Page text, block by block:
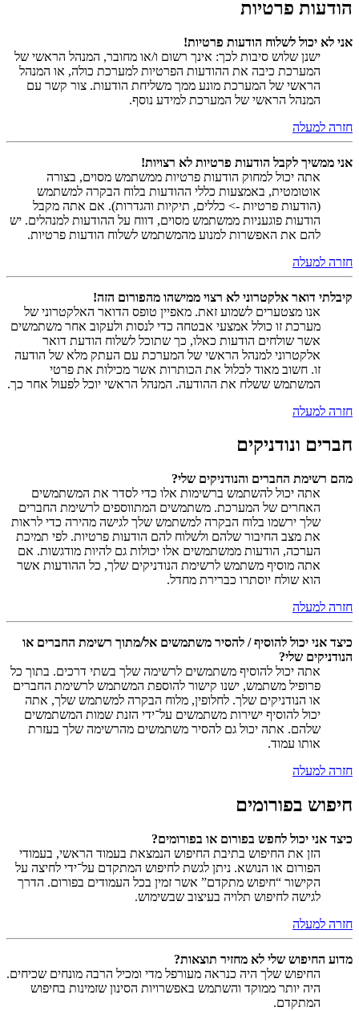
הודעות פרטיות
אני לא יכול לשלוח הודעות פרטיות!
ישנן שלוש סיבות לכך: אינך רשום ו/או מחובר, המנהל הראשי של
המערכת כיבה את ההודעות הפרטיות למערכת כולה, או המנהל
הראשי של המערכת מונע ממך משליחת הודעות. צור קשר עם
המנהל הראשי של המערכת למידע נוסף.
חזרה למעלה
אני ממשיך לקבל הודעות פרטיות לא רצויות!
אתה יכול למחוק הודעות פרטיות ממשתמש מסוים, בצורה
אוטומטית, באמצעות כללי ההודעות בלוח הבקרה למשתמש
(הודעות פרטיות -> כללים, תיקיות והגדרות). אם אתה מקבל
הודעות פוגעניות ממשתמש מסוים, דווח על ההודעות למנהלים. יש
להם את האפשרות למנוע מהמשתמש לשלוח הודעות פרטיות.
חזרה למעלה
קיבלתי דואר אלקטרוני לא רצוי ממישהו מהפורום הזה!
אנו מצטערים לשמוע זאת. מאפיין טופס הדואר האלקטרוני של
מערכת זו כולל אמצעי אבטחה כדי לנסות ולעקוב אחר משתמשים
אשר שולחים הודעות כאלו, כך שתוכל לשלוח הודעת דואר
אלקטרוני למנהל הראשי של המערכת עם העתק מלא של הודעה
זו. חשוב מאוד לכלול את הכותרות אשר מכילות את פרטי
המשתמש ששלח את ההודעה. המנהל הראשי יוכל לפעול אחר כך.
חזרה למעלה
חברים ונודניקים
מהם רשימת החברים והנודניקים שלי?
אתה יכול להשתמש ברשימות אלו כדי לסדר את המשתמשים
האחרים של המערכת. משתמשים המתווספים לרשימת החברים
שלך ירשמו בלוח הבקרה למשתמש שלך לגישה מהירה כדי לראות
את מצב החיבור שלהם ולשלוח להם הודעות פרטיות. לפי תמיכת
הערכה, הודעות ממשתמשים אלו יכולות גם להיות מודגשות. אם
אתה מוסיף משתמש לרשימת הנודניקים שלך, כל ההודעות אשר
הוא שולח יוסתרו כברירת מחדל.
חזרה למעלה
כיצד אני יכול להוסיף / להסיר משתמשים אל/מתוך רשימת החברים או
הנודניקים שלי?
אתה יכול להוסיף משתמשים לרשימה שלך בשתי דרכים. בתוך כל
פרופיל משתמש, ישנו קישור להוספת המשתמש לרשימת החברים
או הנודניקים שלך. לחלופין, מלוח הבקרה למשתמש שלך, אתה
יכול להוסיף ישירות משתמשים על־ידי הזנת שמות המשתמשים
שלהם. אתה יכול גם להסיר משתמשים מהרשימה שלך בעזרת
אותו עמוד.
חזרה למעלה
חיפוש בפורומים
כיצד אני יכול לחפש בפורום או בפורומים?
הזן את החיפוש בתיבת החיפוש הנמצאת בעמוד הראשי, בעמודי
הפורום או הנושא. ניתן לגשת לחיפוש המתקדם על־ידי לחיצה על
הקישור “חיפוש מתקדם” אשר זמין בכל העמודים בפורום. הדרך
לגישה לחיפוש תלויה בעיצוב שבשימוש.
חזרה למעלה
מדוע החיפוש שלי לא מחזיר תוצאות?
החיפוש שלך היה כנראה מעורפל מדי ומכיל הרבה מונחים שכיחים.
היה יותר ממוקד והשתמש באפשרויות הסינון שזמינות בחיפוש
המתקדם.